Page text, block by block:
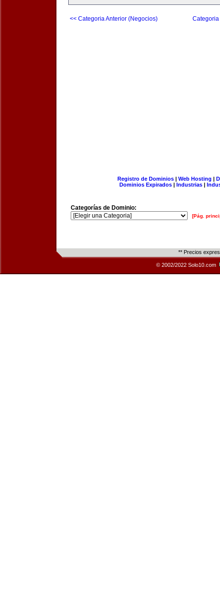
<< Categoria Anterior (Negocios)
Registro de Dominios| Web Hosting |
Dominios Expirados | Industrias |
Categorías de Dominio:
[Pág.
** Precios
© 2002/2022 Solo10.com